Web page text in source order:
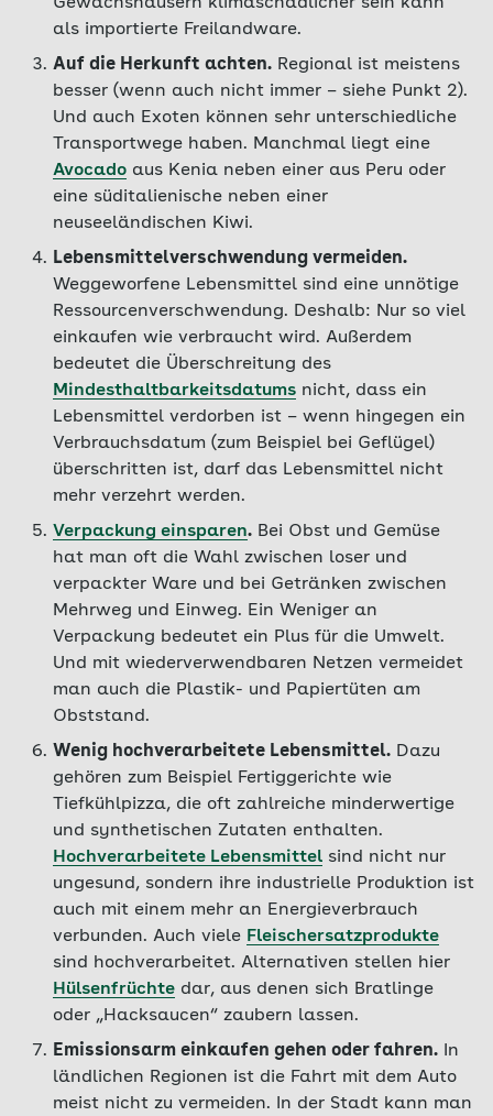
als importierte Freilandware.
Auf die Herkunft achten. Regional ist meistens
besser (wenn auch nicht immer – siehe Punkt 2).
Und auch Exoten können sehr unterschiedliche
Transportwege haben. Manchmal liegt eine
Avocado aus Kenia neben einer aus Peru oder
eine süditalienische neben einer
neuseeländischen Kiwi.
Lebensmittelverschwendung vermeiden.
Weggeworfene Lebensmittel sind eine unnötige
Ressourcenverschwendung. Deshalb: Nur so viel
einkaufen wie verbraucht wird. Außerdem
bedeutet die Überschreitung des
Mindesthaltbarkeitsdatums nicht, dass ein
Lebensmittel verdorben ist – wenn hingegen ein
Verbrauchsdatum (zum Beispiel bei Geflügel)
überschritten ist, darf das Lebensmittel nicht
mehr verzehrt werden.
Verpackung einsparen. Bei Obst und Gemüse
hat man oft die Wahl zwischen loser und
verpackter Ware und bei Getränken zwischen
Mehrweg und Einweg. Ein Weniger an
Verpackung bedeutet ein Plus für die Umwelt.
Und mit wiederverwendbaren Netzen vermeidet
man auch die Plastik- und Papiertüten am
Obststand.
Wenig hochverarbeitete Lebensmittel. Dazu
gehören zum Beispiel Fertiggerichte wie
Tiefkühlpizza, die oft zahlreiche minderwertige
und synthetischen Zutaten enthalten.
Hochverarbeitete Lebensmittel sind nicht nur
ungesund, sondern ihre industrielle Produktion ist
auch mit einem mehr an Energieverbrauch
verbunden. Auch viele Fleischersatzprodukte
sind hochverarbeitet. Alternativen stellen hier
Hülsenfrüchte dar, aus denen sich Bratlinge
oder „Hacksaucen“ zaubern lassen.
Emissionsarm einkaufen gehen oder fahren. In
ländlichen Regionen ist die Fahrt mit dem Auto
meist nicht zu vermeiden. In der Stadt kann man